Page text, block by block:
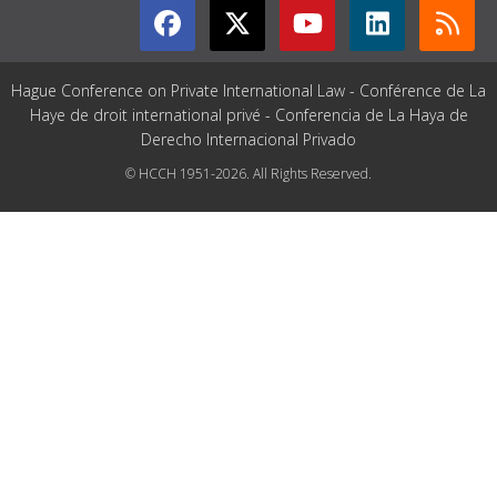
Hague Conference on Private International Law - Conférence de La
Haye de droit international privé - Conferencia de La Haya de
Derecho Internacional Privado
© HCCH 1951-2026. All Rights Reserved.